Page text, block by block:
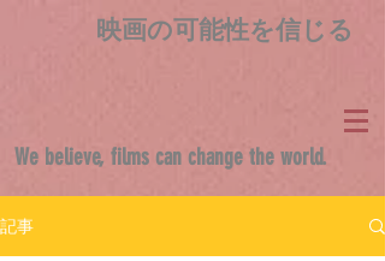
映画の可能性を信じる
We believe, films can change the world.
記事